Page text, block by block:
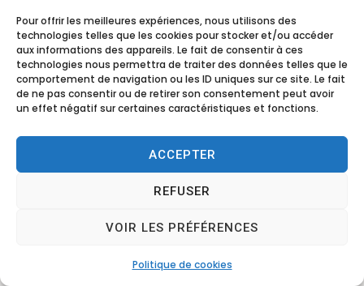
Pour offrir les meilleures expériences, nous utilisons des
technologies telles que les cookies pour stocker et/ou accéder
aux informations des appareils. Le fait de consentir à ces
technologies nous permettra de traiter des données telles que le
comportement de navigation ou les ID uniques sur ce site. Le fait
de ne pas consentir ou de retirer son consentement peut avoir
un effet négatif sur certaines caractéristiques et fonctions.
ACCEPTER
REFUSER
VOIR LES PRÉFÉRENCES
Politique de cookies